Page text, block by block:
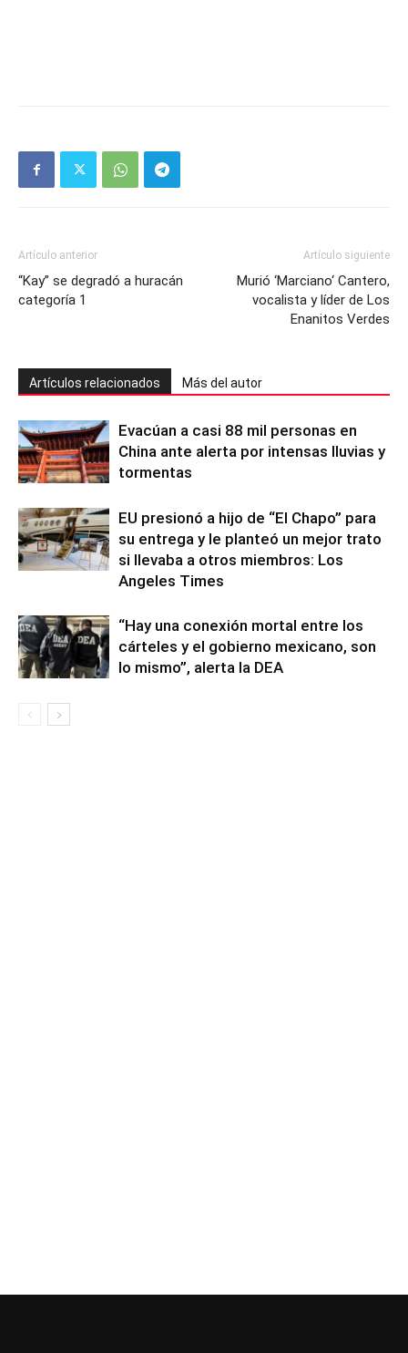
Artículo anterior
“Kay” se degradó a huracán
categoría 1
Artículo siguiente
Murió ‘Marciano‘ Cantero,
vocalista y líder de Los
Enanitos Verdes
Artículos relacionados Más del autor
Evacúan a casi 88 mil personas en
China ante alerta por intensas lluvias y
tormentas
EU presionó a hijo de “El Chapo” para
su entrega y le planteó un mejor trato
si llevaba a otros miembros: Los
Angeles Times
“Hay una conexión mortal entre los
cárteles y el gobierno mexicano, son
lo mismo”, alerta la DEA